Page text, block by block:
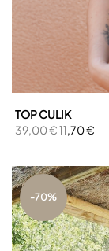
TOP CULIK
39,00 €11,70 €
-70%